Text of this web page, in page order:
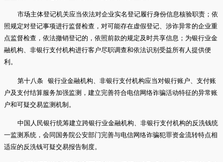
市场主体登记机关应当依法对企业实名登记履行身份信息核验职责；依
照规定对登记事项进行监督检查，对可能存在虚假登记、涉诈异常的企业重
点监督检查，依法撤销登记的，依照前款的规定及时共享信息；为银行业金
融机构、非银行支付机构进行客户尽职调查和依法识别受益所有人提供便
利。
第十八条 银行业金融机构、非银行支付机构应当对银行账户、支付账
户及支付结算服务加强监测，建立完善符合电信网络诈骗活动特征的异常账
户和可疑交易监测机制。
中国人民银行统筹建立跨银行业金融机构、非银行支付机构的反洗钱统
一监测系统，会同国务院公安部门完善与电信网络诈骗犯罪资金流转特点相
适应的反洗钱可疑交易报告制度。